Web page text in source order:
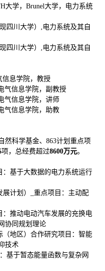
大学，Brunel大学，电力系统
四川大学）,电力系统及其自
四川大学）,电力系统及其自
信息学院，教授
气信息学院，副教授
气信息学院，讲师
气信息学院，助教
然科学基金、863计划重点项
项，总经费超过8600万元。
基于大数据的电力系统运行
计划）_重点项目：主动配
推动电动汽车发展的充换电
协同规划理论
地区）合作研究项目：智能
技术
基于暂态能量函数与复杂网